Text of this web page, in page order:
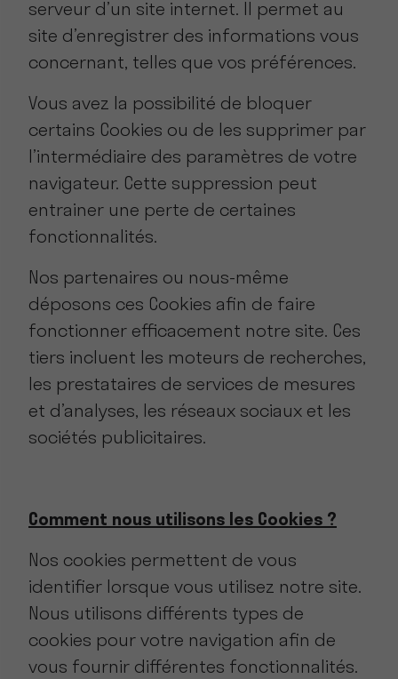
serveur d’un site internet. Il permet au
site d’enregistrer des informations vous
concernant, telles que vos préférences.
Vous avez la possibilité de bloquer
certains Cookies ou de les supprimer par
l’intermédiaire des paramètres de votre
navigateur. Cette suppression peut
entrainer une perte de certaines
fonctionnalités.
Nos partenaires ou nous-même
déposons ces Cookies afin de faire
fonctionner efficacement notre site. Ces
tiers incluent les moteurs de recherches,
les prestataires de services de mesures
et d’analyses, les réseaux sociaux et les
sociétés publicitaires.
Comment nous utilisons les Cookies ?
Nos cookies permettent de vous
identifier lorsque vous utilisez notre site.
Nous utilisons différents types de
cookies pour votre navigation afin de
vous fournir différentes fonctionnalités.